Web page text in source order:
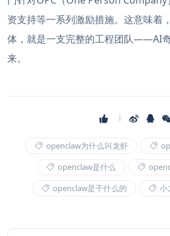
资支持等一系列激励措施。这意味着
体，就是一支完整的工程团队——AI
来。
openclaw为什么叫龙虾
openclaw是什么
openclaw是干什么的
小